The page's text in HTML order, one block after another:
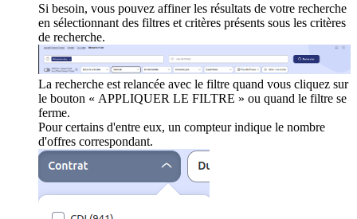
Si besoin, vous pouvez affiner les résultats de votre recherche
en sélectionnant des filtres et critères présents sous les critères
de recherche.
La recherche est relancée avec le filtre quand vous cliquez sur
le bouton « APPLIQUER LE FILTRE » ou quand le filtre se
ferme.
Pour certains d'entre eux, un compteur indique le nombre
d'offres correspondant.